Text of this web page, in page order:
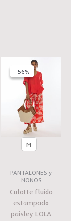
-56%
-56%
M
PANTALONES y
MONOS
Culotte fluido
estampado
paisley LOLA
El
precio
original
era:
€89.95.